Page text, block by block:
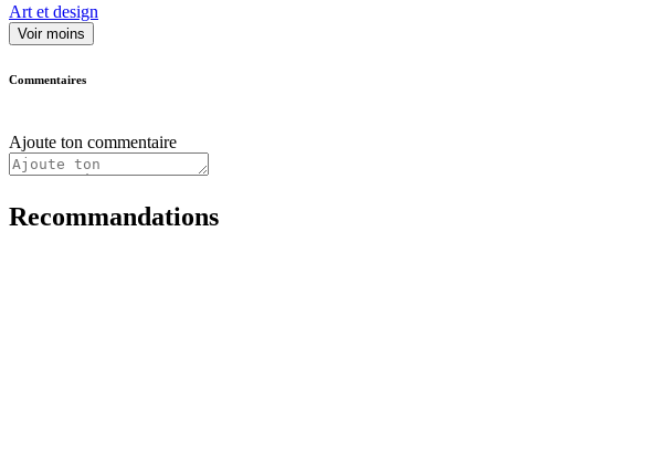
Art et design
Voir moins
Commentaires
Ajoute ton commentaire
Recommandations